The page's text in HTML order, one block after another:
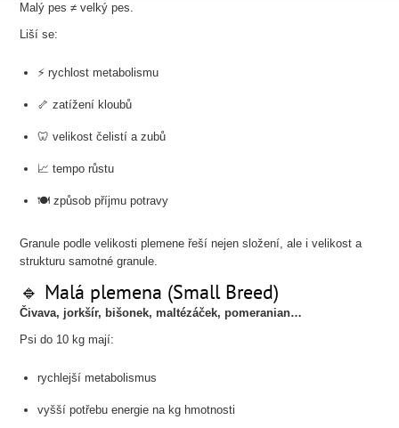
Malý pes ≠ velký pes.
Liší se:
⚡ rychlost metabolismu
🦴 zatížení kloubů
🦷 velikost čelistí a zubů
📈 tempo růstu
🍽️ způsob příjmu potravy
Granule podle velikosti plemene řeší nejen složení, ale i velikost a
strukturu samotné granule.
🔹 Malá plemena (Small Breed)
Čivava, jorkšír, bišonek, maltézáček, pomeranian…
Psi do 10 kg mají:
rychlejší metabolismus
vyšší potřebu energie na kg hmotnosti